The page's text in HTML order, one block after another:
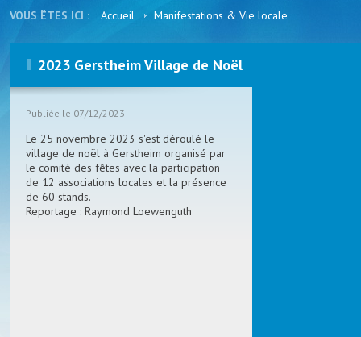
VOUS ÊTES ICI : Accueil Manifestations & Vie locale
2023 Gerstheim Village de Noël
Publiée le 07/12/2023
Le 25 novembre 2023 s'est déroulé le
village de noël à Gerstheim organisé par
le comité des fêtes avec la participation
de 12 associations locales et la présence
de 60 stands.
Reportage : Raymond Loewenguth